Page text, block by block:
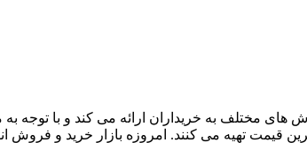
مختلف به خریداران ارائه می کند و با توجه
قیمت تهیه می کنند. امروزه بازار خرید و فروش